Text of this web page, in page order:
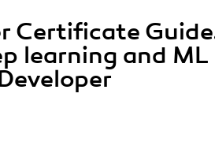
Certificate
learning and ML